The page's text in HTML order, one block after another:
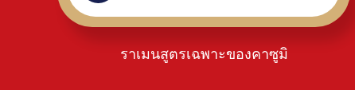
ราเมนสูตรเฉพาะของคาซูมิ